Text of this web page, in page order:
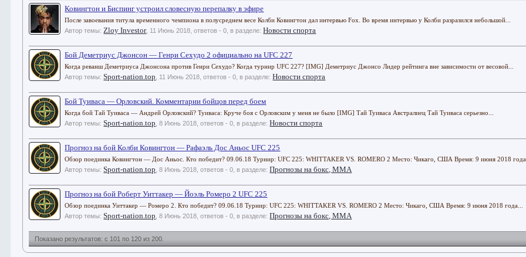
Ковингтон и Биспинг устроил словесную перепалку в эфире
После завоевания титула временного чемпиона в полусреднем весе Колби Ковингтон дал интервью Fox. Во время интервью у Колби разразился небольшой...
Автор темы: Zloy Investor, 11 Июнь 2018 , ответов - 0, в разделе:Новости спорта
Бой Деметриус Джонсон — Генри Сехудо 2 официально на UFC 227
Когда реванш Деметриуса Джонсона против Генри Сехудо? Когда турнир UFC 227? [IMG] Деметриус Джонсо Лидер рейтинга вне зависимости от весовой...
Автор темы:Sport-nation.top 11 Июнь 2018 , ответов - 0, в разделе:Новости спорта
Бой Туиваса — Орловский. Комментарии бойцов перед боем
Когда бой Тай Туиваса — Андрей Орловский? Туиваса: Круче боя с Орловским у меня не было [IMG] Тай Туиваса Австралиец Тай Туиваса серьезно...
Автор темы:Sport-nation.top ,8 Июнь 2018 , ответов - 0, в разделе:Новости спорта
Прогноз на бой Колби Ковингтон — Рафаэль Дос Аньос UFC 225
Обзор поединка Ковингтон — Дос Аньос. Кто победит? 09.06.18 Турнир: UFC 225: WHITTAKER VS. ROMERO 2 Место: Чикаго, США Время: 9 июня 2018
Автор темы:Sport-nation.top ,8 Июнь 2018 , ответов - 0, в разделе:Прогнозы на бокс, ММА
Прогноз на бой Роберт Уиттакер — Йоэль Ромеро 2 UFC 225
Обзор поединка Уиттакер — Ромеро 2. Кто победит? 09.06.18 Турнир: UFC 225: WHITTAKER VS. ROMERO 2 Место: Чикаго, США Время: 9 июня 2018 года...
Автор темы:Sport-nation.top ,8 Июнь 2018 , ответов - 0, в разделе:Прогнозы на бокс, ММА
Показано результатов: с 101 по 120 из 200.